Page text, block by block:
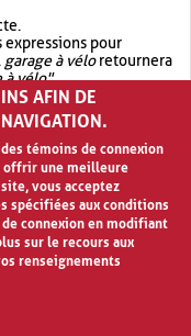
pour
garage à véloretournera
à vélo".
OR.garage OR vélo
garage à vélo
AFIN DE
témoins de connexion
offrir une meilleure
vous acceptez
spécifiées aux conditions
connexion en modifiant
sur le recours aux
renseignements